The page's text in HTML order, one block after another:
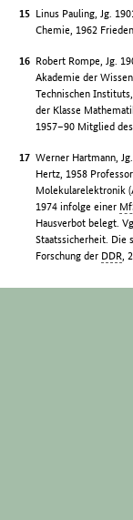
Linus Pauling, Jg.
Chemie, 1962
Robert Rompe, Jg.
Akademie der
Technischen
der Klasse
1957–90 Mitglied
Werner Hartmann,
Hertz, 1958
Molekularelektronik
1974 infolge einer
Hausverbot belegt.
Staatssicherheit. Die
Forschung der DDR,